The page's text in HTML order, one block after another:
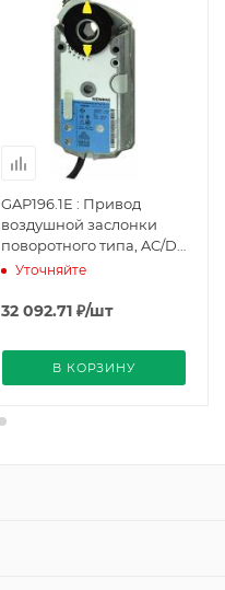
GAP196.1E : Привод
воздушной заслонки
поворотного типа, AC/DC
24 В, DC 0(2)...10 В /
электронной функции
переключателя
(BPZ:GAP196.1E), Siemens
Уточняйте
32 092.71 ₽/шт
В КОРЗИНУ